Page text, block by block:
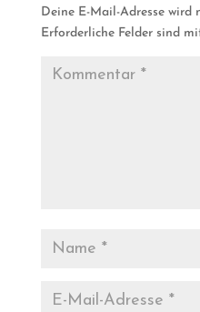
Deine E-Mail-Adresse wird
Erforderliche Felder sind